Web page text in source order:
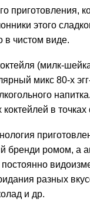
приготовления,
этого
в чистом виде.
(милк-
микс 80-х
в
ромом, а
разных
и др.